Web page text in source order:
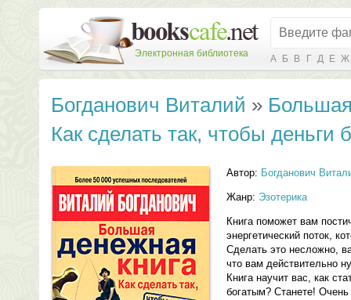
Электронная библиотека А Б В Г Д Е Ж
Богданович Виталий »
Как сделать так, чтобы деньги
Автор: Богданович
Жанр: Эзотерика
Книга поможет вам
энергетический поток,
Сделать это несложно,
что вам действительно
Книга научит вас, как
богатым? Станете!